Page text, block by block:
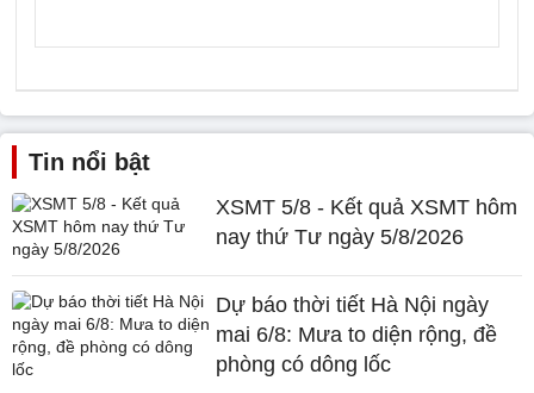
Tin nổi bật
XSMT 5/8 - Kết quả XSMT hôm
nay thứ Tư ngày 5/8/2026
Dự báo thời tiết Hà Nội ngày
mai 6/8: Mưa to diện rộng, đề
phòng có dông lốc